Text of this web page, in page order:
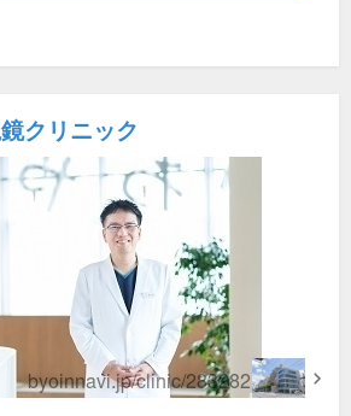
クリニック